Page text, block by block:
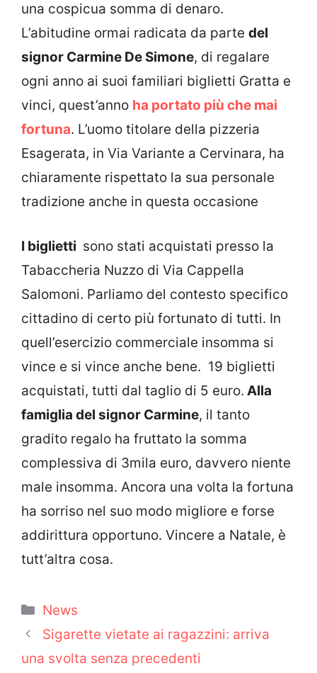
una cospicua somma di denaro.
L’abitudine ormai radicata da parte del
signor Carmine De Simone, di regalare
ogni anno ai suoi familiari biglietti Gratta e
vinci, quest’anno ha portato più che mai
fortuna. L’uomo titolare della pizzeria
Esagerata, in Via Variante a Cervinara, ha
chiaramente rispettato la sua personale
tradizione anche in questa occasione
I biglietti sono stati acquistati presso la
Tabaccheria Nuzzo di Via Cappella
Salomoni. Parliamo del contesto specifico
cittadino di certo più fortunato di tutti. In
quell’esercizio commerciale insomma si
vince e si vince anche bene. 19 biglietti
acquistati, tutti dal taglio di 5 euro. Alla
famiglia del signor Carmine, il tanto
gradito regalo ha fruttato la somma
complessiva di 3mila euro, davvero niente
male insomma. Ancora una volta la fortuna
ha sorriso nel suo modo migliore e forse
addirittura opportuno. Vincere a Natale, è
tutt’altra cosa.
Categorie
News
Sigarette vietate ai ragazzini: arriva
una svolta senza precedenti